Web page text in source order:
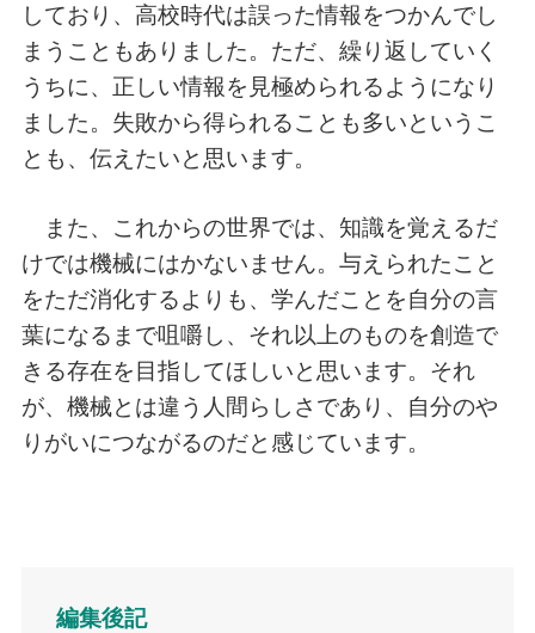
しており、高校時代は誤った情報をつかんでし
まうこともありました。ただ、繰り返していく
うちに、正しい情報を見極められるようになり
ました。失敗から得られることも多いというこ
とも、伝えたいと思います。
また、これからの世界では、知識を覚えるだ
けでは機械にはかないません。与えられたこと
をただ消化するよりも、学んだことを自分の言
葉になるまで咀嚼し、それ以上のものを創造で
きる存在を目指してほしいと思います。それ
が、機械とは違う人間らしさであり、自分のや
りがいにつながるのだと感じています。
編集後記